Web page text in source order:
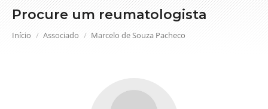
Procure um reumatologista
Você está aqui:
Início Associado Marcelo de Souza Pacheco